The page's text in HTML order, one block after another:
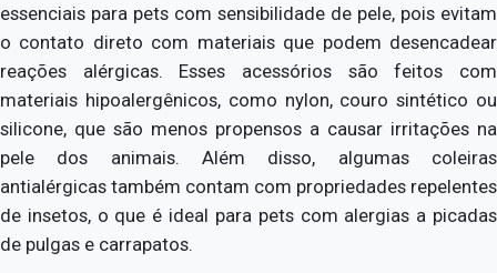
essenciais para pets com sensibilidade de pele, pois evitam
o contato direto com materiais que podem desencadear
reações alérgicas. Esses acessórios são feitos com
materiais hipoalergênicos, como nylon, couro sintético ou
silicone, que são menos propensos a causar irritações na
pele dos animais. Além disso, algumas coleiras
antialérgicas também contam com propriedades repelentes
de insetos, o que é ideal para pets com alergias a picadas
de pulgas e carrapatos.